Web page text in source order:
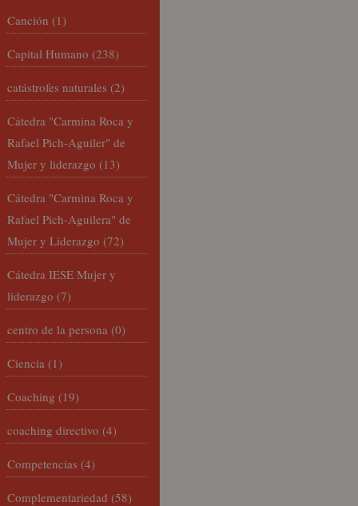
Canción (1)
Capital Humano (238)
catástrofes naturales (2)
Cátedra "Carmina Roca y
Rafael Pich-Aguiler" de
Mujer y liderazgo (13)
Cátedra "Carmina Roca y
Rafael Pich-Aguilera" de
Mujer y Liderazgo (72)
Cátedra IESE Mujer y
liderazgo (7)
centro de la persona (0)
Ciencia (1)
Coaching (19)
coaching directivo (4)
Competencias (4)
Complementariedad (58)